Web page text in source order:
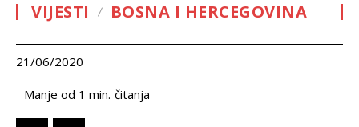
VIJESTI BOSNA I HERCEGOVINA
21/06/2020
Manje od 1 min. čitanja